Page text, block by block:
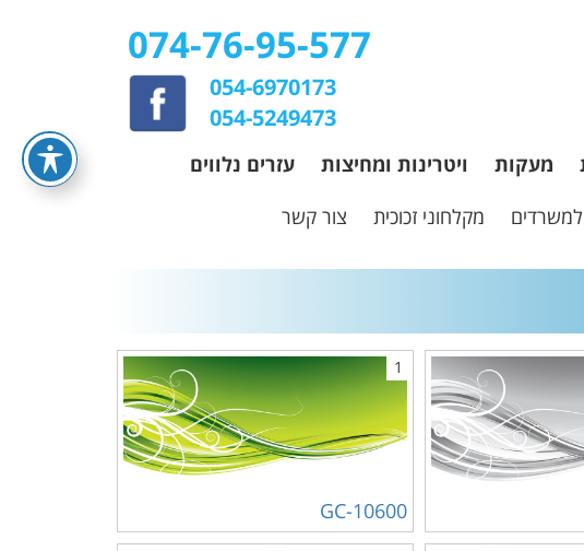
074-76-95-577
054-6970173
054-5249473
מעקות ויטרינות ומחיצות עזרים נלווים
למשרדים מקלחוני זכוכית צור קשר
GC-10600
1